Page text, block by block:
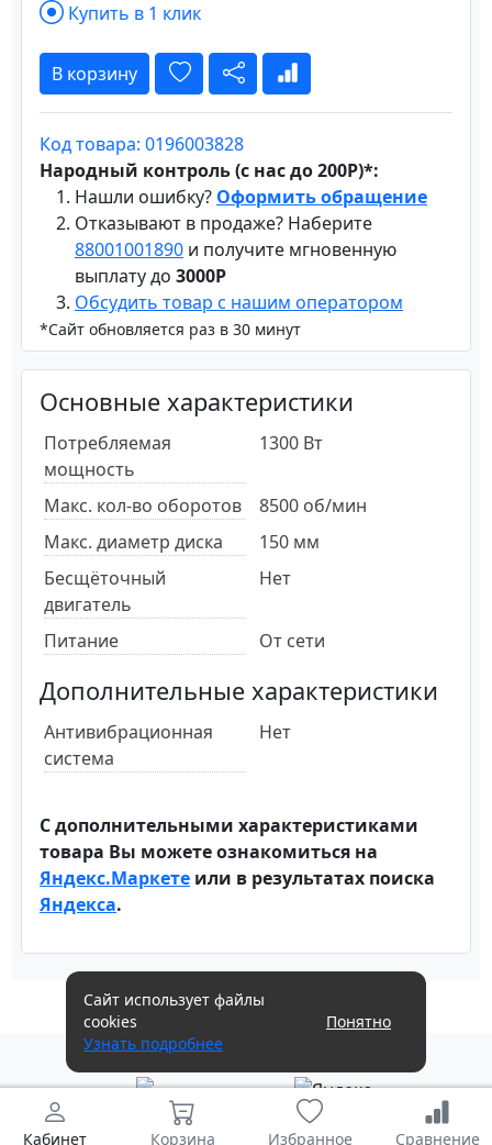
Купить в 1 клик
В корзину
Код товара: 0196003828
Народный контроль (с нас до 200Р)*:
Нашли ошибку? Оформить обращение
Отказывают в продаже? Наберите
88001001890 и получите мгновенную
выплату до 3000Р
Обсудить товар с нашим оператором
*Сайт обновляется раз в 30 минут
Основные характеристики
Потребляемая
мощность
1300 Вт
Макс. кол-во оборотов
8500 об/мин
Макс. диаметр диска
150 мм
Бесщёточный
двигатель
Нет
Питание От сети
Дополнительные характеристики
Антивибрационная
система
Нет
С дополнительными характеристиками
товара Вы можете ознакомиться на
Яндекс.Маркете или в результатах поиска
Яндекса.
Кабинет Корзина Избранное Сравнение
Сайт использует файлы
cookies
Узнать подробнее
Понятно